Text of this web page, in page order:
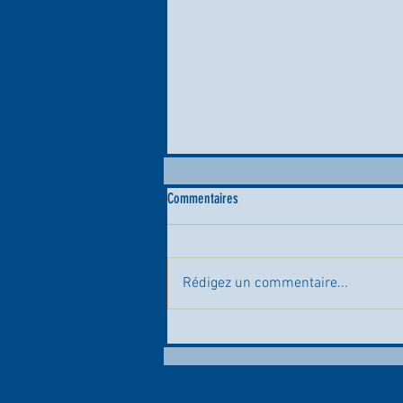
Commentaires
Rédigez un commentaire...